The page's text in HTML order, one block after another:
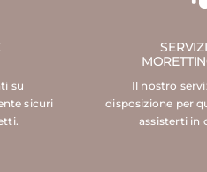
su
sicuri
Il nostro
disposizione per
assisterti in